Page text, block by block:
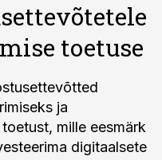
toetuse
ja
mille eesmärk
digitaalsete